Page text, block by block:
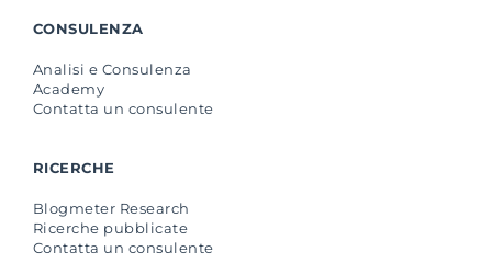
CONSULENZA
Analisi e Consulenza
Academy
Contatta un consulente
RICERCHE
Blogmeter Research
Ricerche pubblicate
Contatta un consulente